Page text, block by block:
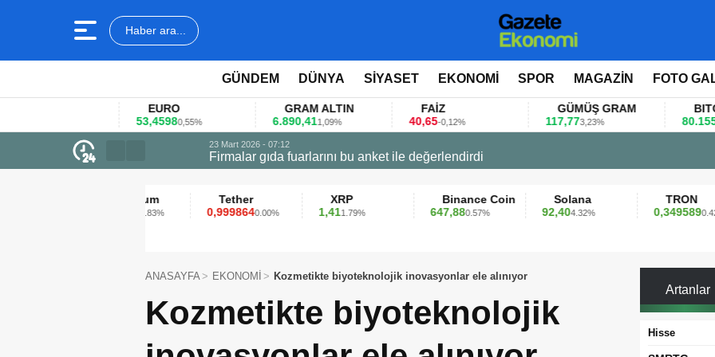
Haber ara...
GÜNDEM DÜNYA SİYASET EKONOMİ SPOR MAGAZİN FOTO
0,55%
GRAM ALTIN
1,09%
GÜMÜŞ GRAM
BITCOIN
0,36%
23 Mart 2026 - 07:12
Firmalar gıda fuarlarını bu anket ile değerlendirdi
0,999864
0.00%
1,41
Binance Coin
0.57%
Solana
4.32% 0.42%
ANASAYFA EKONOMİ Kozmetikte biyoteknolojik inovasyonlar ele alınıyor
Kozmetikte biyoteknolojik
Artanlar
Hisse